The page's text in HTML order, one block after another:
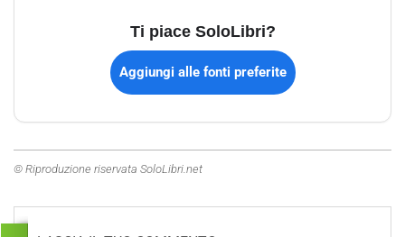
Ti piace SoloLibri?
Aggiungi alle fonti preferite
© Riproduzione riservata SoloLibri.net